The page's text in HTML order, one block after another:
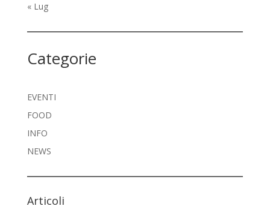
« Lug
Categorie
EVENTI
FOOD
INFO
NEWS
Articoli